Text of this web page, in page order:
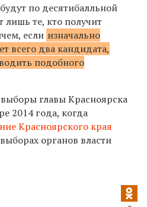
по десятибалльной
лишь те, кто получит
если изначально
всего два кандидата,
подобного
главы Красноярска
2014 года, когда
Красноярского края
органов власти